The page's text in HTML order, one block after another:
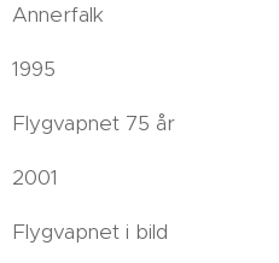
Annerfalk
1995
Flygvapnet 75 år
2001
Flygvapnet i bild